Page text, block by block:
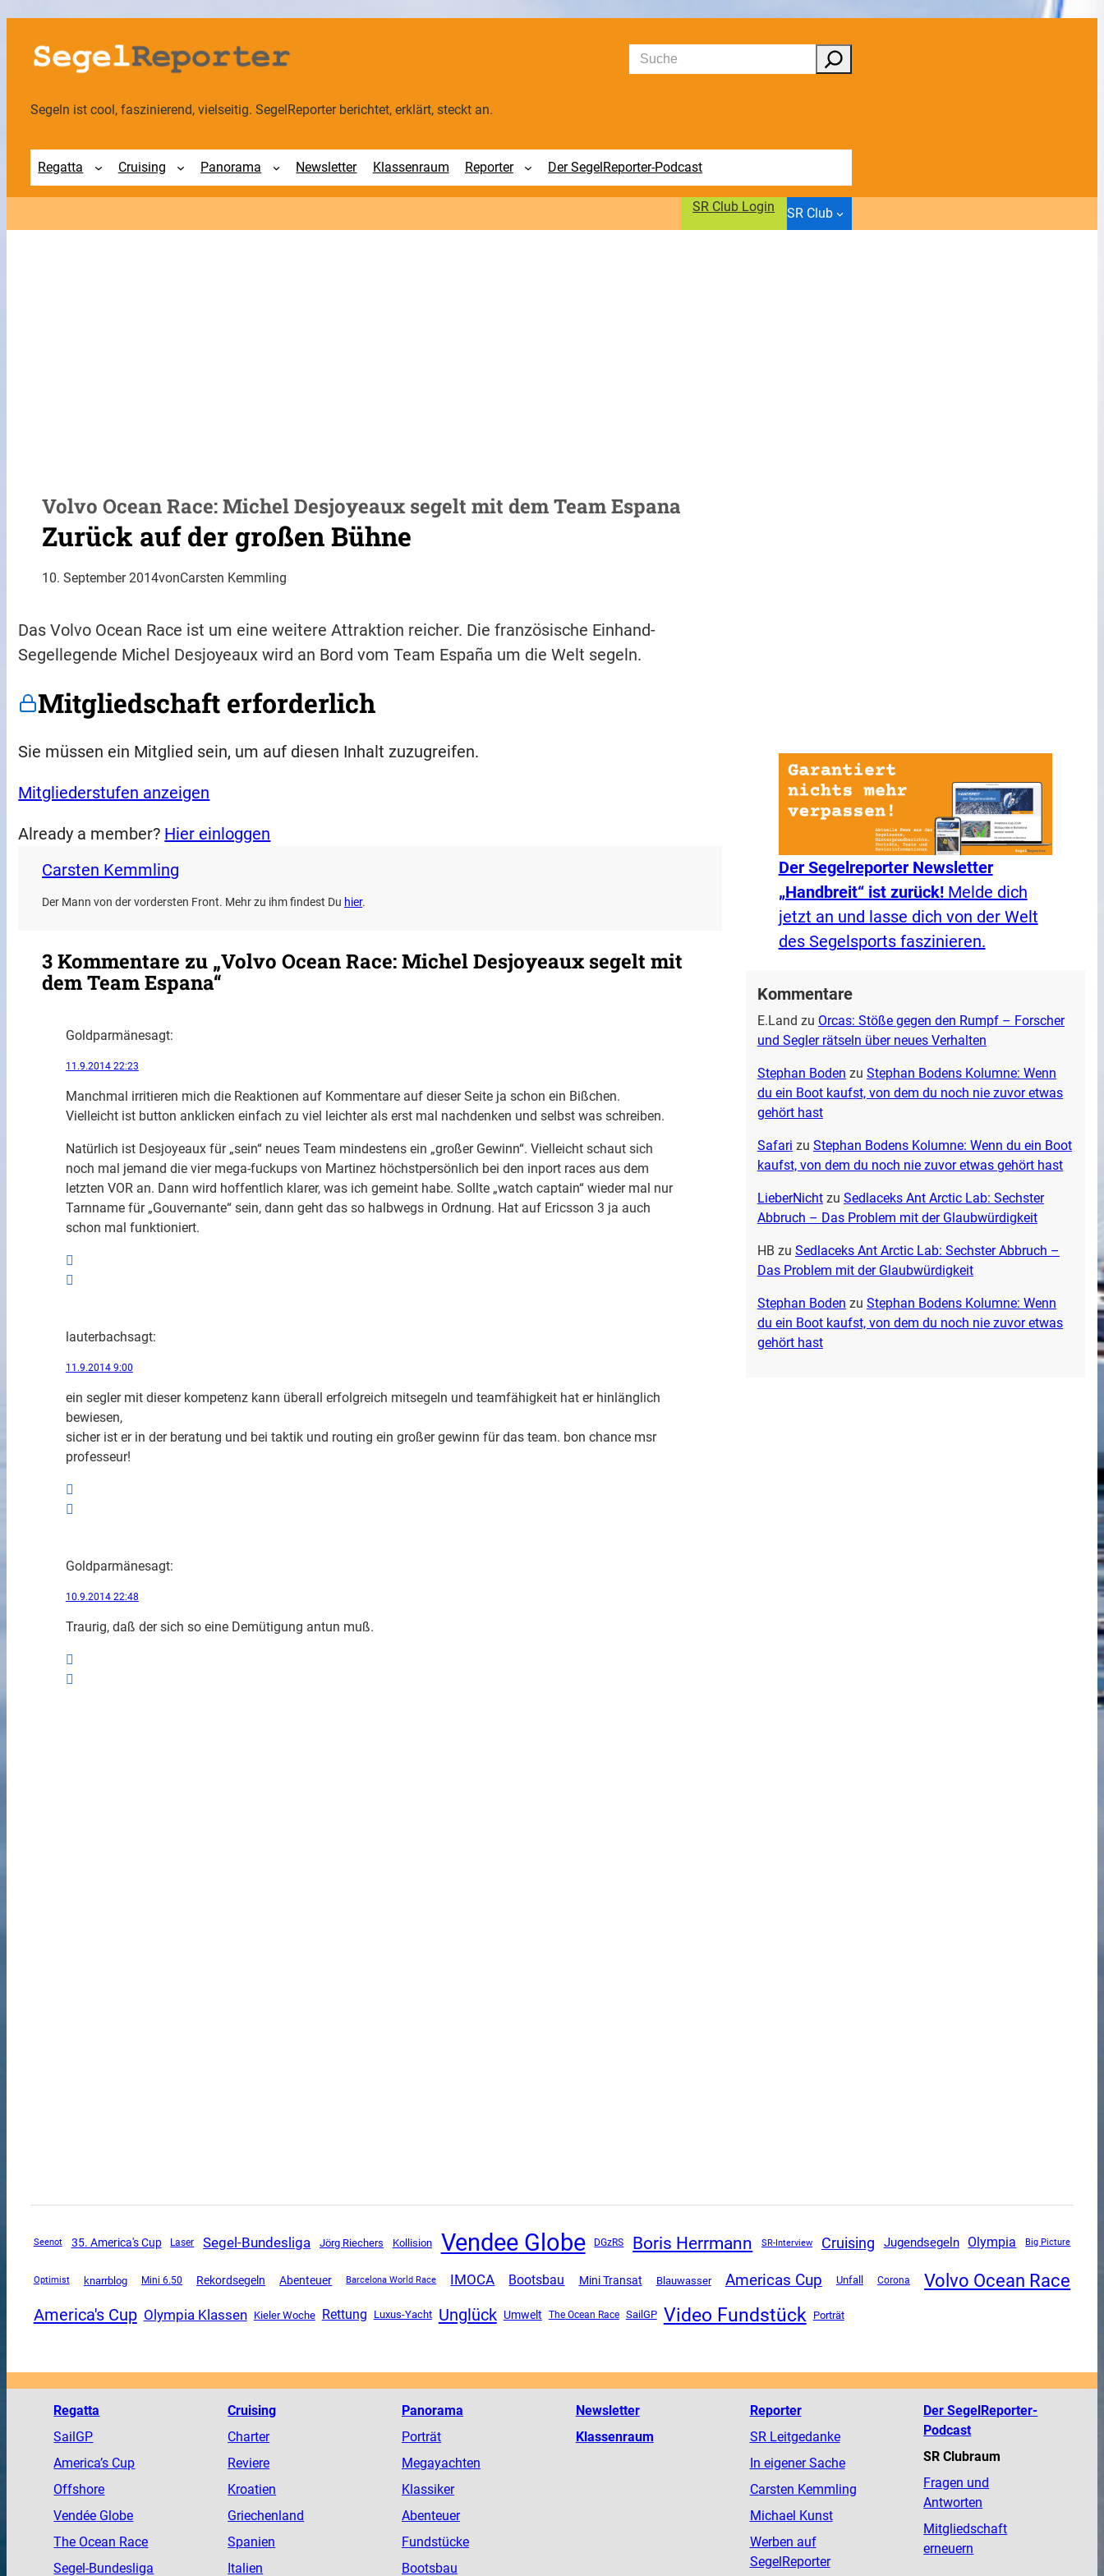
Zum
Inhalt
springen
Suchen
Segeln ist cool, faszinierend, vielseitig. SegelReporter berichtet, erklärt, steckt an.
Regatta Cruising Panorama Newsletter Klassenraum Reporter Der SegelReporter-Podcast
SR Club Login SR Club
Volvo Ocean Race: Michel Desjoyeaux segelt mit dem Team Espana
Zurück auf der großen Bühne
10. September 2014vonCarsten Kemmling
Das Volvo Ocean Race ist um eine weitere Attraktion reicher. Die französische Einhand-
Segellegende Michel Desjoyeaux wird an Bord vom Team España um die Welt segeln.
Mitgliedschaft erforderlich
Sie müssen ein Mitglied sein, um auf diesen Inhalt zuzugreifen.
Mitgliederstufen anzeigen
Already a member? Hier einloggen
Carsten Kemmling
Der Mann von der vordersten Front. Mehr zu ihm findest Du hier.
3 Kommentare zu „Volvo Ocean Race: Michel Desjoyeaux segelt mit
dem Team Espana“
Goldparmänesagt:
11.9.2014 22:23
Manchmal irritieren mich die Reaktionen auf Kommentare auf dieser Seite ja schon ein Bißchen.
Vielleicht ist button anklicken einfach zu viel leichter als erst mal nachdenken und selbst was schreiben.
Natürlich ist Desjoyeaux für „sein“ neues Team mindestens ein „großer Gewinn“. Vielleicht schaut sich
noch mal jemand die vier mega-fuckups von Martinez höchstpersönlich bei den inport races aus dem
letzten VOR an. Dann wird hoffentlich klarer, was ich gemeint habe. Sollte „watch captain“ wieder mal nur
Tarnname für „Gouvernante“ sein, dann geht das so halbwegs in Ordnung. Hat auf Ericsson 3 ja auch
schon mal funktioniert.
lauterbachsagt:
11.9.2014 9:00
ein segler mit dieser kompetenz kann überall erfolgreich mitsegeln und teamfähigkeit hat er hinlänglich
bewiesen,
sicher ist er in der beratung und bei taktik und routing ein großer gewinn für das team. bon chance msr
professeur!
Goldparmänesagt:
10.9.2014 22:48
Traurig, daß der sich so eine Demütigung antun muß.
Der Segelreporter Newsletter
„Handbreit“ ist zurück!Melde dich
jetzt an und lasse dich von der Welt
des Segelsports faszinieren.
Kommentare
E.Land zu Orcas: Stöße gegen den Rumpf – Forscher
und Segler rätseln über neues Verhalten
Stephan Boden zu Stephan Bodens Kolumne: Wenn
du ein Boot kaufst, von dem du noch nie zuvor etwas
gehört hast
Safari zu Stephan Bodens Kolumne: Wenn du ein Boot
kaufst, von dem du noch nie zuvor etwas gehört hast
LieberNichtzu Sedlaceks Ant Arctic Lab: Sechster
Abbruch – Das Problem mit der Glaubwürdigkeit
HB zu Sedlaceks Ant Arctic Lab: Sechster Abbruch –
Das Problem mit der Glaubwürdigkeit
Stephan Boden zu Stephan Bodens Kolumne: Wenn
du ein Boot kaufst, von dem du noch nie zuvor etwas
gehört hast
Seenot 35. America's Cup Laser Segel-Bundesliga Jörg Riechers Kollision Vendee Globe DGzRS Boris Herrmann SR-Interview Cruising Jugendsegeln Olympia Big Picture
Optimist knarrblog Mini 6.50 Rekordsegeln Abenteuer Barcelona World Race IMOCA Bootsbau Mini Transat Blauwasser Americas Cup Unfall Corona Volvo Ocean Race
America's Cup Olympia Klassen Kieler Woche Rettung Luxus-Yacht Unglück Umwelt The Ocean Race SailGP Video Fundstück Porträt
Regatta
SailGP
America’s Cup
Offshore
Vendée Globe
The Ocean Race
Segel-Bundesliga
Cruising
Charter
Reviere
Kroatien
Griechenland
Spanien
Italien
Panorama
Porträt
Megayachten
Klassiker
Abenteuer
Fundstücke
Bootsbau
Newsletter
Klassenraum
Reporter
SR Leitgedanke
In eigener Sache
Carsten Kemmling
Michael Kunst
Werben auf
SegelReporter
Der SegelReporter-
Podcast
SR Clubraum
Fragen und
Antworten
Mitgliedschaft
erneuern